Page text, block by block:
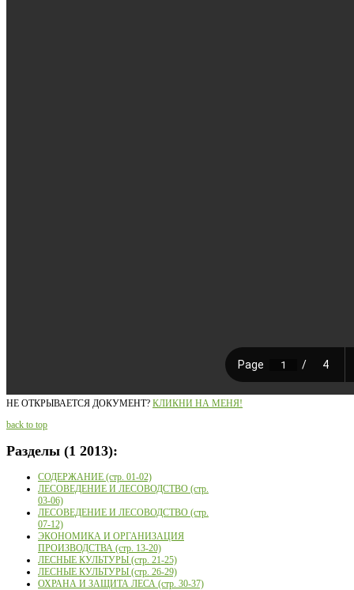
НЕ ОТКРЫВАЕТСЯ ДОКУМЕНТ? КЛИКНИ НА МЕНЯ!
back to top
Разделы (1 2013):
СОДЕРЖАНИЕ (стр. 01-02)
ЛЕСОВЕДЕНИЕ И ЛЕСОВОДСТВО (стр.
03-06)
ЛЕСОВЕДЕНИЕ И ЛЕСОВОДСТВО (стр.
07-12)
ЭКОНОМИКА И ОРГАНИЗАЦИЯ
ПРОИЗВОДСТВА (стр. 13-20)
ЛЕСНЫЕ КУЛЬТУРЫ (стр. 21-25)
ЛЕСНЫЕ КУЛЬТУРЫ (стр. 26-29)
ОХРАНА И ЗАЩИТА ЛЕСА (стр. 30-37)